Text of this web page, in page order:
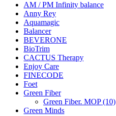
AM / PM Infinity balance
Anny Rey
Aquamagic
Balancer
BEVERONE
BioTrim
CACTUS Therapy
Enjoy Care
FINECODE
Foet
Green Fiber
Green Fiber. MOP (10)
Green Minds